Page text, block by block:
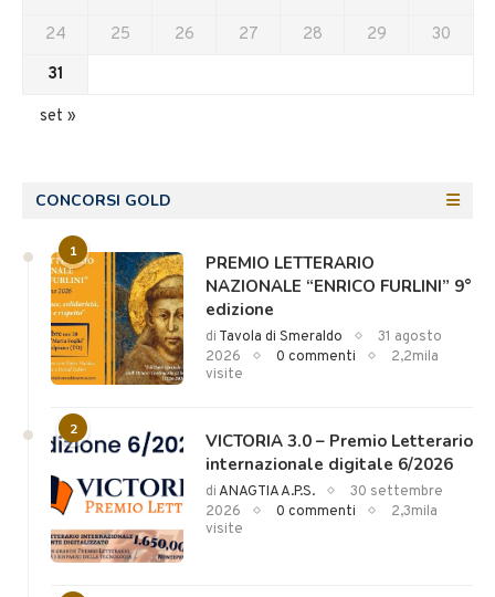
24
25 26 27 28 29
30
31
set »
CONCORSI GOLD
1
PREMIO LETTERARIO
NAZIONALE “ENRICO FURLINI” 9°
edizione
di Tavola di Smeraldo
31 agosto
2026
0 commenti
2,2mila
visite
2
VICTORIA 3.0 – Premio Letterario
internazionale digitale 6/2026
diANAGTIA A.P.S.
30 settembre
2026
0 commenti
2,3mila
visite